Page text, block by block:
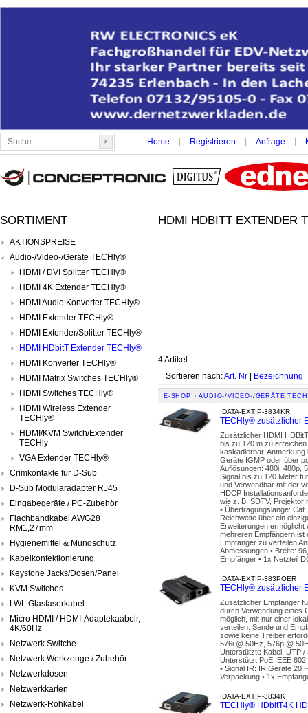
Home Registrieren Anfrage
SORTIMENT
AKTIONSPREISE
Audio-/Video-/Geräte TECHly®
HDMI / DVI Splitter TECHly®
HDMI 4K Extender TECHly®
HDMI Audio Konverter TECHly®
HDMI Extender TECHly®
HDMI Extender/Splitter TECHly®
HDMI HDbitT Extender TECHly®
HDMI Konverter TECHly®
HDMI Matrix Switches TECHly®
HDMI Switches TECHly®
HDMI Wireless Extender
TECHly®
HDMI/KVM Switch/Extender
TECHly
VGA Extender TECHly®
Crimkontakte für D-Sub
D-Sub Modularadapter RJ45
Eingabegeräte / PC-Zubehör
Flachbandkabel AWG28
RM1,27mm
Hygienemittel & Mundschutz
Kabelkonfektionierung
Keystone Jacks/Dosen/Panel
KVM Switches
LWL Glasfaserkabel
Micro HDMI / HDMI-Adaptekaabelr,
4K/60Hz
Netzwerk Switche
Netzwerk Werkzeuge / Zubehör
Netzwerkdosen
Netzwerkkarten
Netzwerk-Rohkabel
HDMI HDBITT EXTENDER
4 Artikel
Sortieren nach:Art. Nr | Bezeichnung
E-SHOP › AUDIO-/VIDEO-/GERÄTE
IDATA-EXTIP-3834KR
TECHly® zusätzlicher
Zusätzlicher HDMI
bis zu 120 m zu
kaskadierbar. Anmerkung
Geräte IGMP oder über
Auflösungen: 480i, 480p,
Signal bis zu 120 Meter
und Verwendbar mit der
HDCP
wie z. B. SDTV, Projektor
• Übertragungslänge:
Reichweite über ein
Erweiterungen ermöglicht
mehreren Empfängern ist
Empfänger zu verteilen
Abmessungen • Breite:
Empfänger • 1x Netzteil
IDATA-EXTIP-383POER
TECHly® zusätzlicher
Zusätzlicher Empfänger
durch Verwendung eines
möglich, mit nur einer
verteilen. Sende und
sowie keine Treiber
576i @ 50Hz, 576p @
Unterstützte Kabel: UTP /
Unterstützt PoE IEEE
• Signal IR: IR Geräte 20
Verpackung • 1x
IDATA-EXTIP-3834K
TECHly® HDbitT4K